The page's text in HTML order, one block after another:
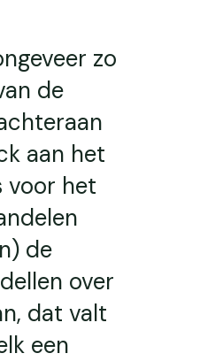
zo
de
aan het
voor het
de
over
dat valt
een